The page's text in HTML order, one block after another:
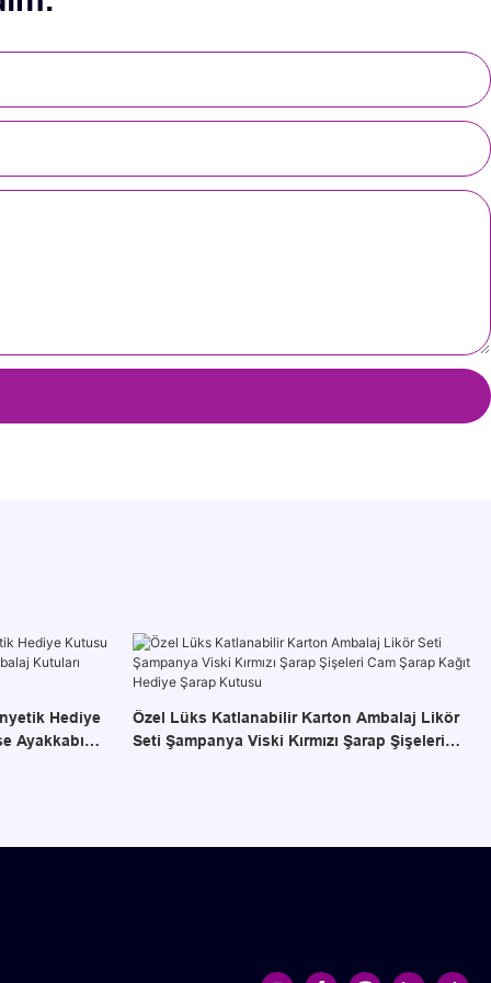
Hediye
Ayakkabı
Özel Lüks Katlanabilir Karton Ambalaj Likör
Seti Şampanya Viski Kırmızı Şarap Şişeleri